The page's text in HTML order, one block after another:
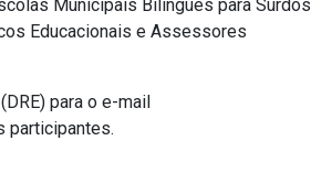
Municipais Bilíngues para Surdos
Educacionais e Assessores
para o e-mail
participantes.